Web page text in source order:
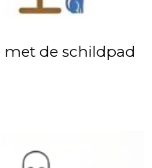
de schildpad